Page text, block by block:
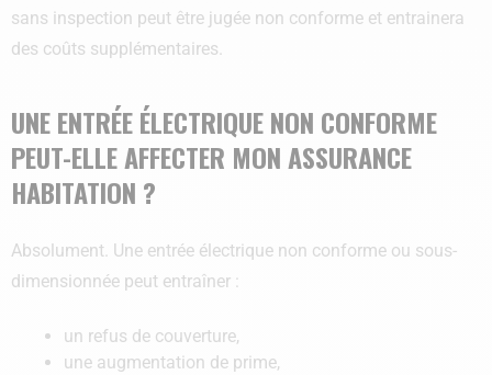
sans inspection peut être jugée non conforme et entrainera
des coûts supplémentaires.
UNE ENTRÉE ÉLECTRIQUE NON CONFORME
PEUT-ELLE AFFECTER MON ASSURANCE
HABITATION ?
Absolument. Une entrée électrique non conforme ou sous-
dimensionnée peut entraîner :
un refus de couverture,
une augmentation de prime,